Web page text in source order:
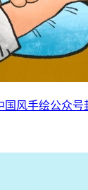
国风手绘公众号